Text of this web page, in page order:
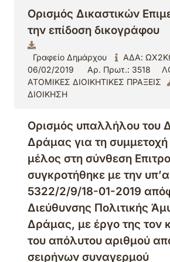
Ορισμός Δικαστικών
την επίδοση δικογράφου
Γραφείο Δημάρχου
ΑΔΑ:
06/02/2019
Αρ. Πρωτ.: 3518
ΑΤΟΜΙΚΕΣ ΔΙΟΙΚΗΤΙΚΕΣ ΠΡΑΞΕΙΣ
ΔΙΟΙΚΗΣΗ
Ορισμός υπαλλήλου του
Δράμας για τη
μέλος στη σύνθεση
συγκροτήθηκε με την
5322/2/9/18-01-2019
Διεύθυνσης Πολιτικής
Δράμας, με έργο της τον
του απόλυτου αριθμού
σειρήνων συναγερμού